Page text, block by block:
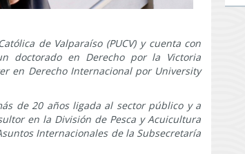
de Valparaíso (PUCV) y cuenta con
doctorado en Derecho por la Victoria
en Derecho Internacional por University
de 20 años ligada al sector público y a
en la División de Pesca y Acuicultura
Internacionales de la Subsecretaría